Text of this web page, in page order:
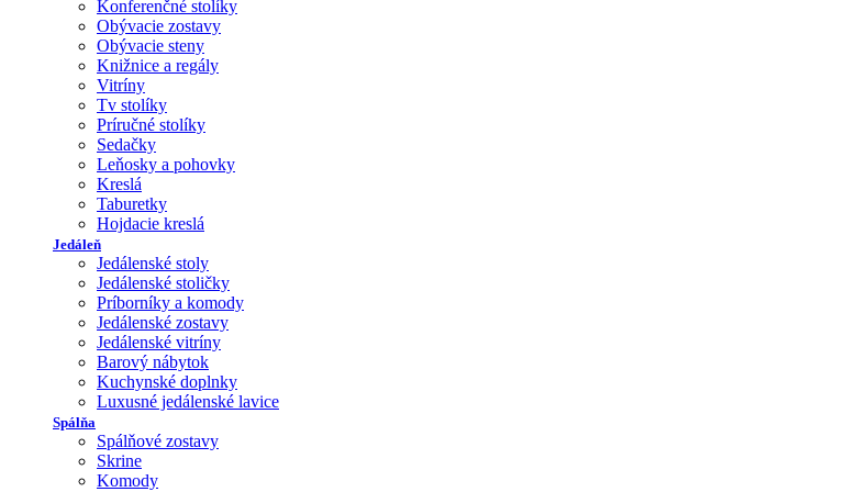
Konferenčné stolíky
Obývacie zostavy
Obývacie steny
Knižnice a regály
Vitríny
Tv stolíky
Príručné stolíky
Sedačky
Leňosky a pohovky
Kreslá
Taburetky
Hojdacie kreslá
Jedáleň
Jedálenské stoly
Jedálenské stoličky
Príborníky a komody
Jedálenské zostavy
Jedálenské vitríny
Barový nábytok
Kuchynské doplnky
Luxusné jedálenské lavice
Spálňa
Spálňové zostavy
Skrine
Komody